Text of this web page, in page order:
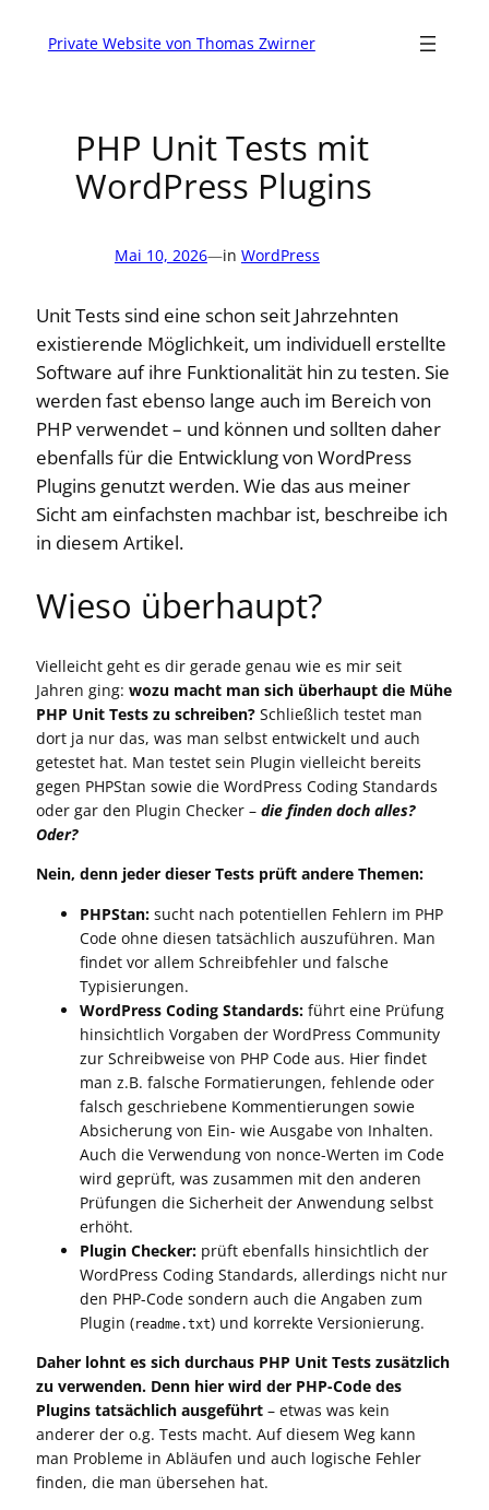
InhaltPrivate Website von Thomas Zwirner
PHP Unit Tests mit
WordPress Plugins
Mai 10, 2026—in WordPress
Unit Tests sind eine schon seit Jahrzehnten
existierende Möglichkeit, um individuell erstellte
Software auf ihre Funktionalität hin zu testen. Sie
werden fast ebenso lange auch im Bereich von
PHP verwendet – und können und sollten daher
ebenfalls für die Entwicklung von WordPress
Plugins genutzt werden. Wie das aus meiner
Sicht am einfachsten machbar ist, beschreibe ich
in diesem Artikel.
Wieso überhaupt?
Vielleicht geht es dir gerade genau wie es mir seit
Jahren ging:wozu macht man sich überhaupt die Mühe
PHP Unit Tests zu schreiben? Schließlich testet man
dort ja nur das, was man selbst entwickelt und auch
getestet hat. Man testet sein Plugin vielleicht bereits
gegen PHPStan sowie die WordPress Coding Standards
oder gar den Plugin Checker – die finden doch alles?
Oder?
Nein, denn jeder dieser Tests prüft andere Themen:
PHPStan: sucht nach potentiellen Fehlern im PHP
Code ohne diesen tatsächlich auszuführen. Man
findet vor allem Schreibfehler und falsche
Typisierungen.
WordPress Coding Standards: führt eine Prüfung
hinsichtlich Vorgaben der WordPress Community
zur Schreibweise von PHP Code aus. Hier findet
man z.B. falsche Formatierungen, fehlende oder
falsch geschriebene Kommentierungen sowie
Absicherung von Ein- wie Ausgabe von Inhalten.
Auch die Verwendung von nonce-Werten im Code
wird geprüft, was zusammen mit den anderen
Prüfungen die Sicherheit der Anwendung selbst
erhöht.
Plugin Checker: prüft ebenfalls hinsichtlich der
WordPress Coding Standards, allerdings nicht nur
den PHP-Code sondern auch die Angaben zum
Plugin (readme.txt) und korrekte Versionierung.
Daher lohnt es sich durchaus PHP Unit Tests zusätzlich
zu verwenden. Denn hier wird der PHP-Code des
Plugins tatsächlich ausgeführt – etwas was kein
anderer der o.g. Tests macht. Auf diesem Weg kann
man Probleme in Abläufen und auch logische Fehler
finden, die man übersehen hat.